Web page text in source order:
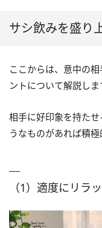
サシ飲みを盛り
ここからは、意中の
ントについて解説しま
相手に好印象を持た
うなものがあれば積
（1）適度にリラ